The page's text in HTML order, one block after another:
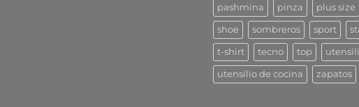
complementan
pashmina pinza plus size
shoe sombreros sport
t-shirt tecno top
utensilio de cocina zapatos